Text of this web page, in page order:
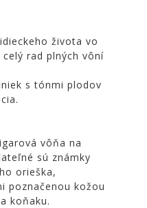
života vo
rad plných vôní
s tónmi plodov
vôňa na
sú známky
orieška,
poznačenou kožou
koňaku.